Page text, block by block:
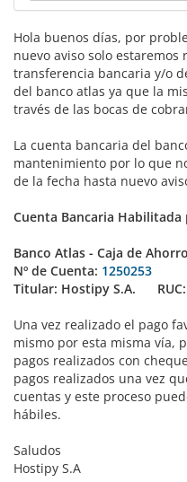
Hola buenos días, por
nuevo aviso solo estaremos
transferencia bancaria y/o
del banco atlas ya que la
través de las bocas de
La cuenta bancaria del
mantenimiento por lo que
de la fecha hasta nuevo
Cuenta Bancaria Habilitada
Banco Atlas - Caja de
Nº de Cuenta: 1250253
Titular: Hostipy S.A. RUC:
Una vez realizado el pago
mismo por esta misma vía,
pagos realizados con
pagos realizados una vez
cuentas y este proceso
hábiles.
Saludos
Hostipy S.A